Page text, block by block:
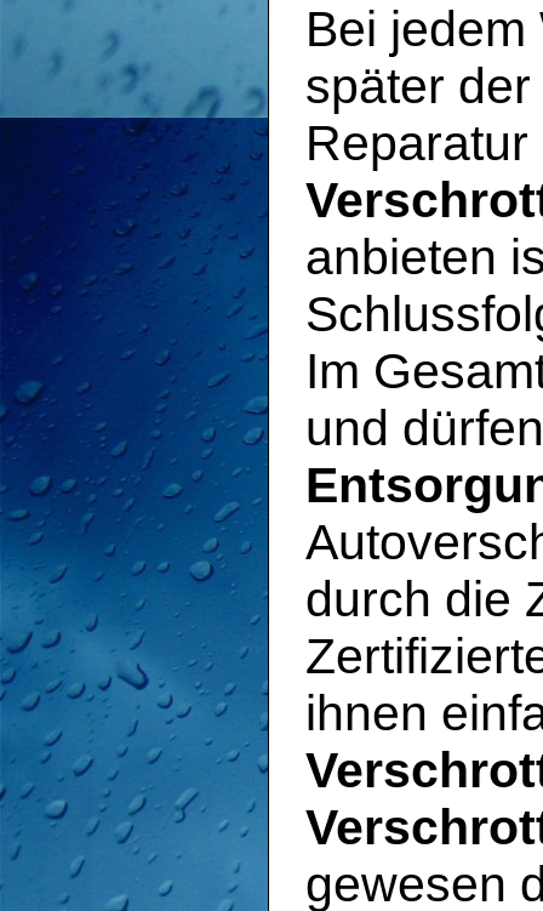
Bei
später
anbieten
Im
und
durch die
ihnen
gewesen